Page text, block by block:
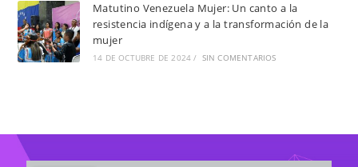
Matutino Venezuela Mujer: Un canto a la
resistencia indígena y a la transformación de la
mujer
14 DE OCTUBRE DE 2024 / SIN COMENTARIOS